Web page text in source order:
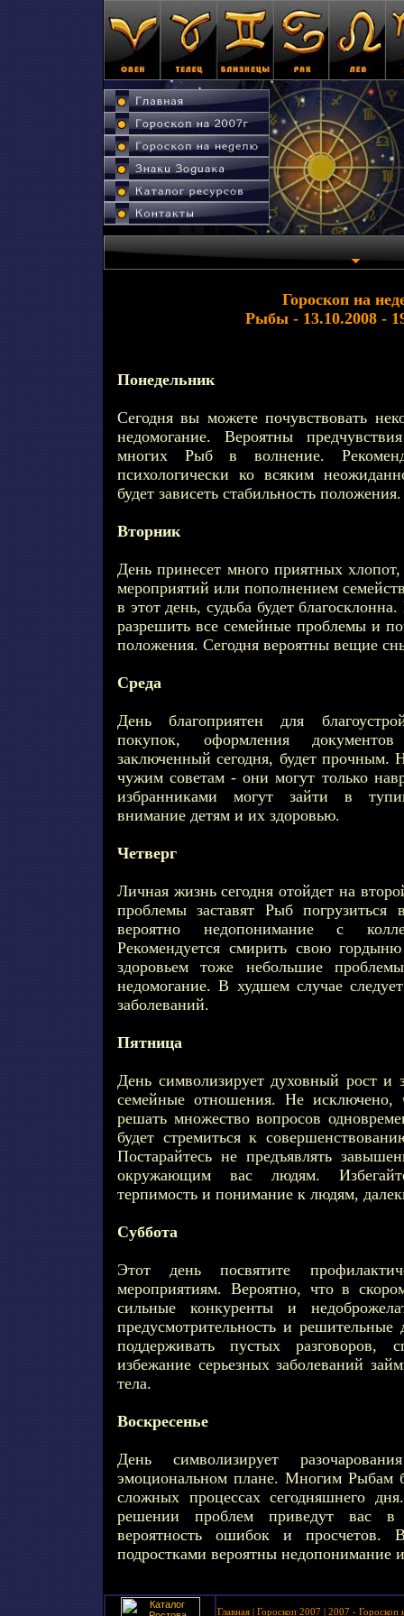
Гороскоп на
Рыбы - 13.10.2008 -
Понедельник
Сегодня вы можете почувствовать
недомогание. Вероятны
многих Рыб в волнение.
психологически ко всяким
будет зависеть стабильность положения.
Вторник
День принесет много приятных
мероприятий или пополнением
в этот день, судьба будет
разрешить все семейные проблемы и
положения. Сегодня вероятны вещие
Среда
День благоприятен для
покупок, оформления
заключенный сегодня, будет прочным.
чужим советам - они могут только
избранниками могут зайти в
внимание детям и их здоровью.
Четверг
Личная жизнь сегодня отойдет на
проблемы заставят Рыб
вероятно недопонимание с
Рекомендуется смирить свою
здоровьем тоже небольшие
недомогание. В худшем случае
заболеваний.
Пятница
День символизирует духовный рост и
семейные отношения. Не исключено,
решать множество вопросов
будет стремиться к
Постарайтесь не предъявлять
окружающим вас людям.
терпимость и понимание к людям,
Суббота
Этот день посвятите
мероприятиям. Вероятно, что в
сильные конкуренты и
предусмотрительность и решительные
поддерживать пустых
избежание серьезных заболеваний
тела.
Воскресенье
День символизирует
эмоциональном плане. Многим Рыбам
сложных процессах сегодняшнего
решении проблем приведут вас в
вероятность ошибок и просчетов.
подростками вероятны недопонимание
Главная | Гороскоп 2007 | 2007 - Гороскоп